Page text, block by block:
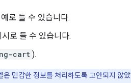
로 들 수 있습니다.
로 들 수 있습니다.
cart ).
민감한 정보를 처리하도록 고안되지 않았